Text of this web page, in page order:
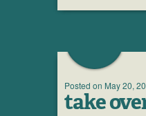
Posted on May 20,
take